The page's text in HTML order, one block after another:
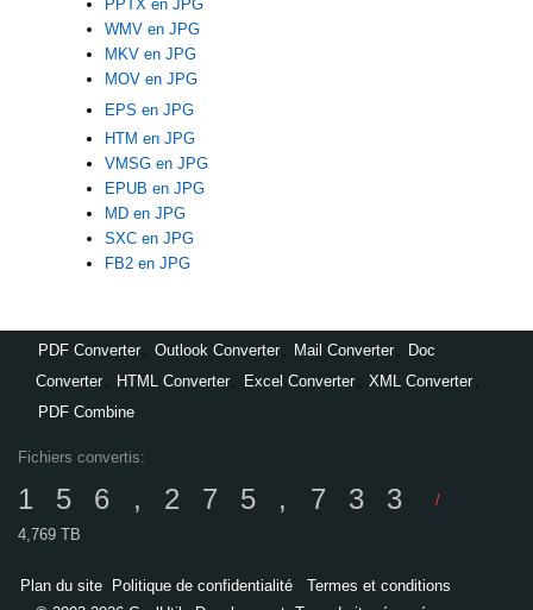
PPTX en JPG
WMV en JPG
MKV en JPG
MOV en JPG
EPS en JPG
HTM en JPG
VMSG en JPG
EPUB en JPG
MD en JPG
SXC en JPG
FB2 en JPG
PDF Converter Outlook Converter Mail Converter
Doc
Converter
HTML Converter Excel Converter XML Converter
PDF Combine
Fichiers convertis:
156,275,733
/
4,769 TB
Plan du site Politique de confidentialité
Termes et conditions